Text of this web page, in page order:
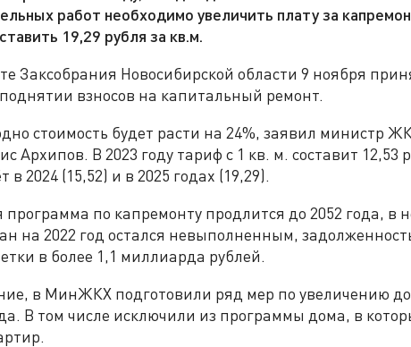
работ необходимо увеличить плату за
19,29 рубля за кв.м.
Заксобрания Новосибирской области 9 ноября
взносов на капитальный ремонт.
стоимость будет расти на 24%, заявил министр
Архипов. В 2023 году тариф с 1 кв. м. составит 12,53
в 2024 (15,52) и в 2025 годах (19,29).
по капремонту продлится до 2052 года, в
на 2022 год остался невыполненным,
в более 1,1 миллиарда рублей.
в МинЖКХ подготовили ряд мер по увеличению
В том числе исключили из программы дома, в